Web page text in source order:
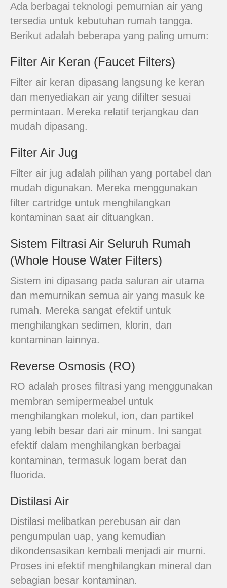
Ada berbagai teknologi pemurnian air yang
tersedia untuk kebutuhan rumah tangga.
Berikut adalah beberapa yang paling umum:
Filter Air Keran (Faucet Filters)
Filter air keran dipasang langsung ke keran
dan menyediakan air yang difilter sesuai
permintaan. Mereka relatif terjangkau dan
mudah dipasang.
Filter Air Jug
Filter air jug adalah pilihan yang portabel dan
mudah digunakan. Mereka menggunakan
filter cartridge untuk menghilangkan
kontaminan saat air dituangkan.
Sistem Filtrasi Air Seluruh Rumah
(Whole House Water Filters)
Sistem ini dipasang pada saluran air utama
dan memurnikan semua air yang masuk ke
rumah. Mereka sangat efektif untuk
menghilangkan sedimen, klorin, dan
kontaminan lainnya.
Reverse Osmosis (RO)
RO adalah proses filtrasi yang menggunakan
membran semipermeabel untuk
menghilangkan molekul, ion, dan partikel
yang lebih besar dari air minum. Ini sangat
efektif dalam menghilangkan berbagai
kontaminan, termasuk logam berat dan
fluorida.
Distilasi Air
Distilasi melibatkan perebusan air dan
pengumpulan uap, yang kemudian
dikondensasikan kembali menjadi air murni.
Proses ini efektif menghilangkan mineral dan
sebagian besar kontaminan.